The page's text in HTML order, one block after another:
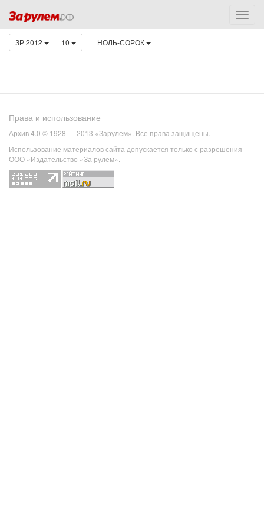
ЗР 2012 10 НОЛЬ-СОРОК
Права и использование
Архив 4.0 © 1928 — 2013 «Зарулем». Все права защищены.
Использование материалов сайта допускается только с разрешения
ООО «Издательство «За рулем».